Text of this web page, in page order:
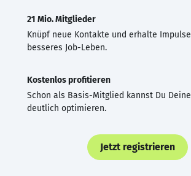
21 Mio. Mitglieder
Knüpf neue Kontakte und erhalte
besseres Job-Leben.
Kostenlos profitieren
Schon als Basis-Mitglied kannst Du Deine
deutlich optimieren.
Jetzt registrieren